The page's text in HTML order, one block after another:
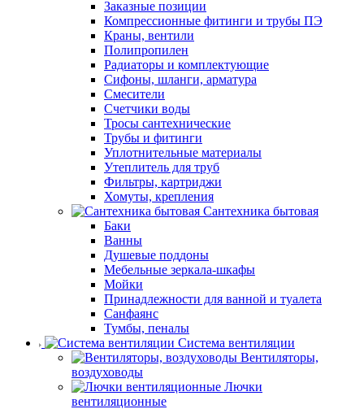
Заказные позиции
Компрессионные фитинги и трубы ПЭ
Краны, вентили
Полипропилен
Радиаторы и комплектующие
Сифоны, шланги, арматура
Смесители
Счетчики воды
Тросы сантехнические
Трубы и фитинги
Уплотнительные материалы
Утеплитель для труб
Фильтры, картриджи
Хомуты, крепления
Сантехника бытовая
Баки
Ванны
Душевые поддоны
Мебельные зеркала-шкафы
Мойки
Принадлежности для ванной и туалета
Санфаянс
Тумбы, пеналы
Система вентиляции
Вентиляторы,
воздуховоды
Лючки
вентиляционные